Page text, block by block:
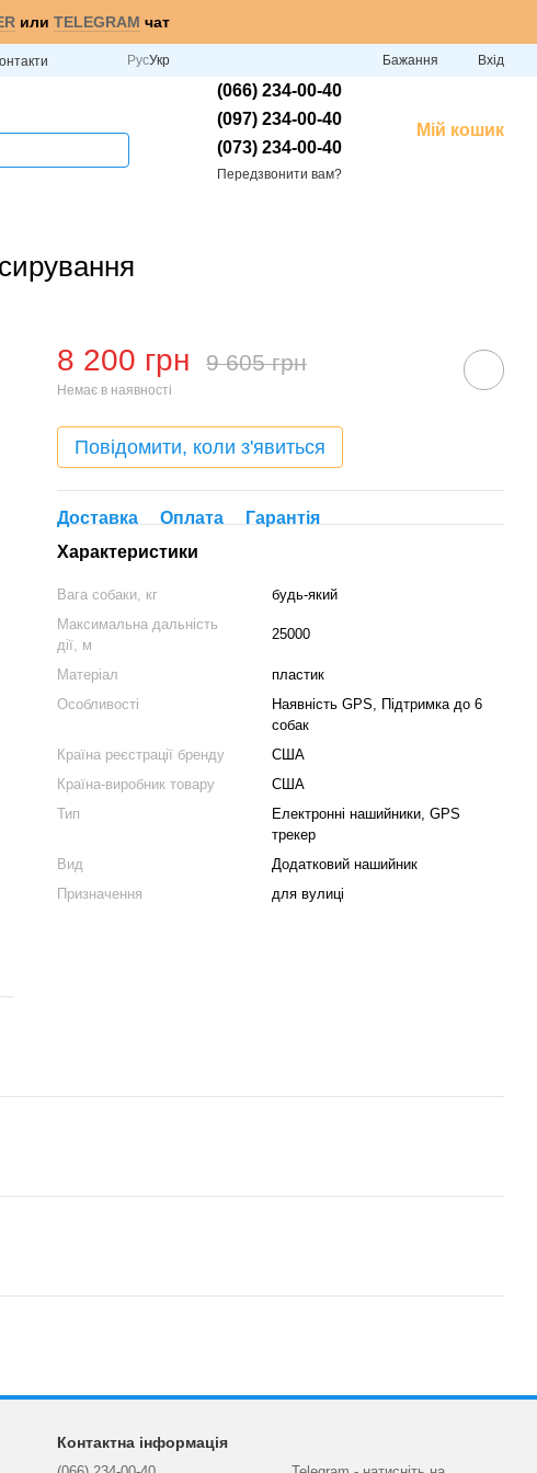
или TELEGRAM чат
РусУкр Бажання Вхід
(066) 234-00-40
(097) 234-00-40
(073) 234-00-40
Передзвонити вам?
Мій кошик
8 200 грн 9 605 грн
Немає в наявності
Повідомити, коли з'явиться
Доставка Оплата
Гарантія
Характеристики
Вага собаки, кг
будь-який
Максимальна дальність
дії, м
25000
Матеріал
пластик
Особливості
Наявність GPS, Підтримка до 6
собак
Країна реєстрації бренду
США
Країна-виробник товару
США
Тип
Електронні нашийники, GPS
трекер
Вид
Додатковий нашийник
Призначення
для вулиці
Контактна інформація